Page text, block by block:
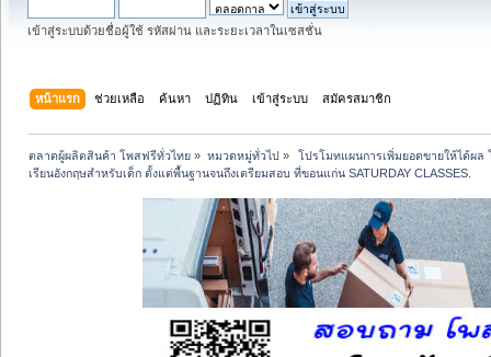
เข้าสู่ระบบด้วยชื่อผู้ใช้ รหัสผ่าน และระยะเวลาในเซสชั่น
หน้าแรก ช่วยเหลือ ค้นหา ปฏิทิน เข้าสู่ระบบ สมัครสมาชิก
ตลาดผู้ผลิตสินค้า โพสฟรีทั่วไทย » หมวดหมู่ทั่วไป»
โปรโมทแผนการเพิ่มยอดขายให้ได้ผล
เรียนอังกฤษสำหรับเด็ก ตั้งแต่พื้นฐานจนถึงเตรียมสอบ ที่ขอนแก่น SATURDAY CLASSES.